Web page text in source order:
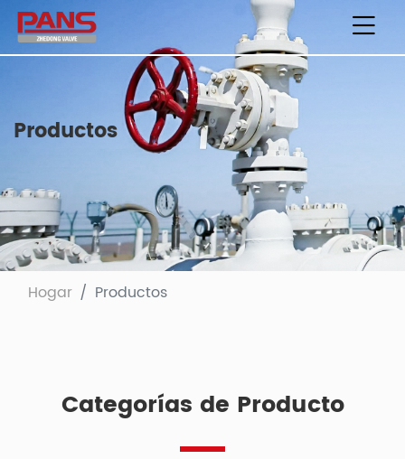
Productos
Hogar Productos
Categorías de Producto